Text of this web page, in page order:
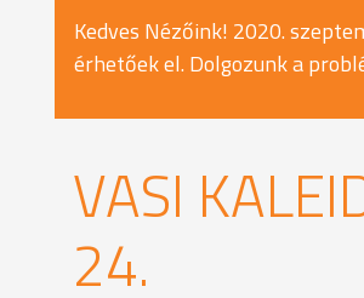
Kedves Nézőink! 2020.
érhetőek el. Dolgozunk a
VASI
24.